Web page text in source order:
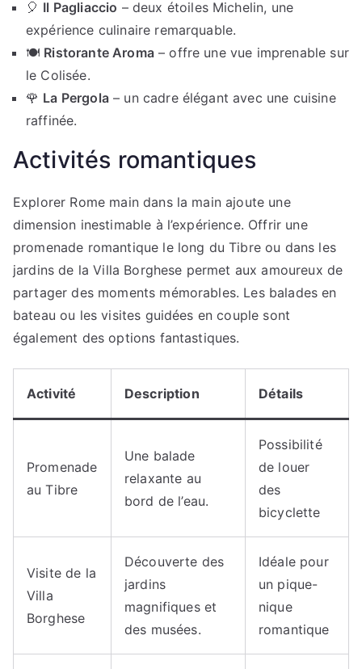
🎈 Il Pagliaccio – deux étoiles Michelin, une
expérience culinaire remarquable.
🍽️ Ristorante Aroma– offre une vue imprenable sur
le Colisée.
🌹 La Pergola– un cadre élégant avec une cuisine
raffinée.
Activités romantiques
Explorer Rome main dans la main ajoute une
dimension inestimable à l’expérience. Offrir une
promenade romantique le long du Tibre ou dans les
jardins de la Villa Borghese permet aux amoureux de
partager des moments mémorables. Les balades en
bateau ou les visites guidées en couple sont
également des options fantastiques.
Activité Description Détails
Promenade
au Tibre
Une balade
relaxante au
bord de l’eau.
Possibilité
de louer
des
bicyclette
Visite de la
Villa
Borghese
Découverte des
jardins
magnifiques et
des musées.
Idéale pour
un pique-
nique
romantique